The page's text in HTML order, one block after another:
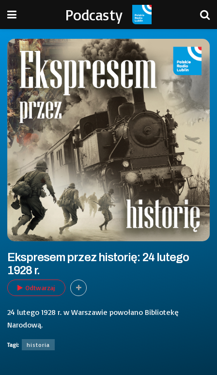
Podcasty
Ekspresem przez historię: 24 lutego
1928 r.
Odtwarzaj
24 lutego 1928 r. w Warszawie powołano Bibliotekę
Narodową.
Tagi: historia